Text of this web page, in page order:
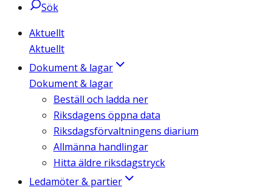
Sök
Aktuellt
Aktuellt
Dokument & lagar
Dokument & lagar
Beställ och ladda ner
Riksdagens öppna data
Riksdagsförvaltningens diarium
Allmänna handlingar
Hitta äldre riksdagstryck
Ledamöter & partier